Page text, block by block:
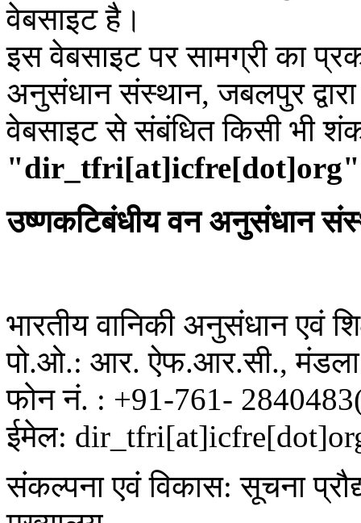
वेबसाइट है।
इस वेबसाइट पर सामग्री का
अनुसंधान संस्थान, जबलपुर
वेबसाइट से संबंधित किसी भी
"dir_tfri[at]icfre[dot]org"
उष्णकटिबंधीय वन अनुसंधान
भारतीय वानिकी अनुसंधान एवं
पो.ओ.: आर. ऐफ.आर.सी., मंडला
फोन नं. : +91-761-
ईमेल:
संकल्पना एवं विकास: सूचना